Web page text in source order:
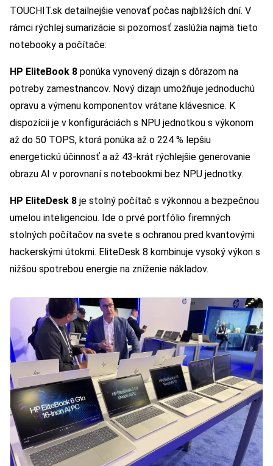
TOUCHIT.sk detailnejšie venovať počas najbližších dní. V
rámci rýchlej sumarizácie si pozornosť zaslúžia najmä tieto
notebooky a počítače:
HP EliteBook 8 ponúka vynovený dizajn s dôrazom na
potreby zamestnancov. Nový dizajn umožňuje jednoduchú
opravu a výmenu komponentov vrátane klávesnice. K
dispozícii je v konfiguráciách s NPU jednotkou s výkonom
až do 50 TOPS, ktorá ponúka až o 224 % lepšiu
energetickú účinnosť a až 43-krát rýchlejšie generovanie
obrazu AI v porovnaní s notebookmi bez NPU jednotky.
HP EliteDesk 8 je stolný počítač s výkonnou a bezpečnou
umelou inteligenciou. Ide o prvé portfólio firemných
stolných počítačov na svete s ochranou pred kvantovými
hackerskými útokmi. EliteDesk 8 kombinuje vysoký výkon s
nižšou spotrebou energie na zníženie nákladov.